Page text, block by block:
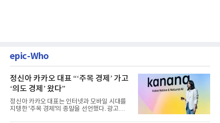
epic-Who
정신아 카카오 대표 “‘주목 경제’ 가고
‘의도 경제’ 왔다”
정신아 카카오 대표는 인터넷과 모바일 시대를
지탱한 '주목 경제'의 종말을 선언했다. 광고를